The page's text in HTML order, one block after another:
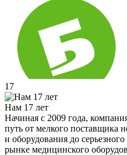
17
Нам 17 лет
Начиная с 2009 года,
путь от мелкого поставщика
и оборудования до
рынке медицинского